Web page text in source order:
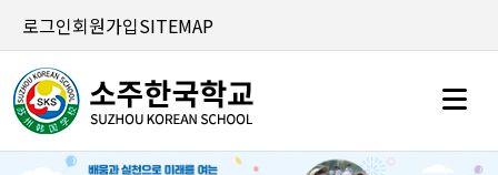
로그인회원가입SITEMAP